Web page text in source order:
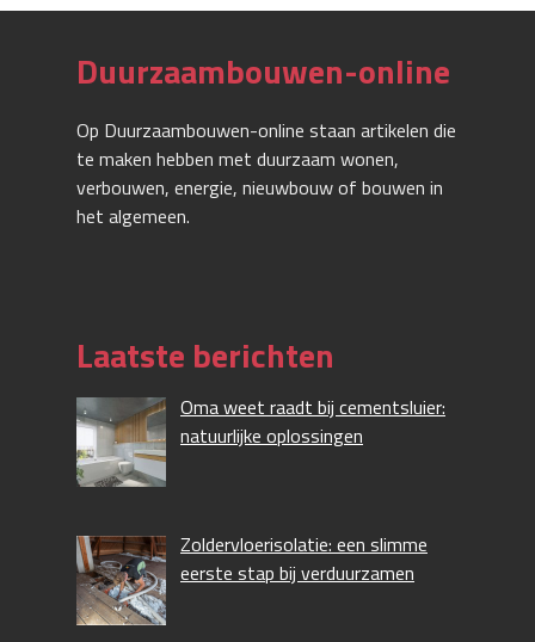
Duurzaambouwen-online
Op Duurzaambouwen-online staan artikelen die
te maken hebben met duurzaam wonen,
verbouwen, energie, nieuwbouw of bouwen in
het algemeen.
Laatste berichten
Oma weet raadt bij cementsluier:
natuurlijke oplossingen
Zoldervloerisolatie: een slimme
eerste stap bij verduurzamen